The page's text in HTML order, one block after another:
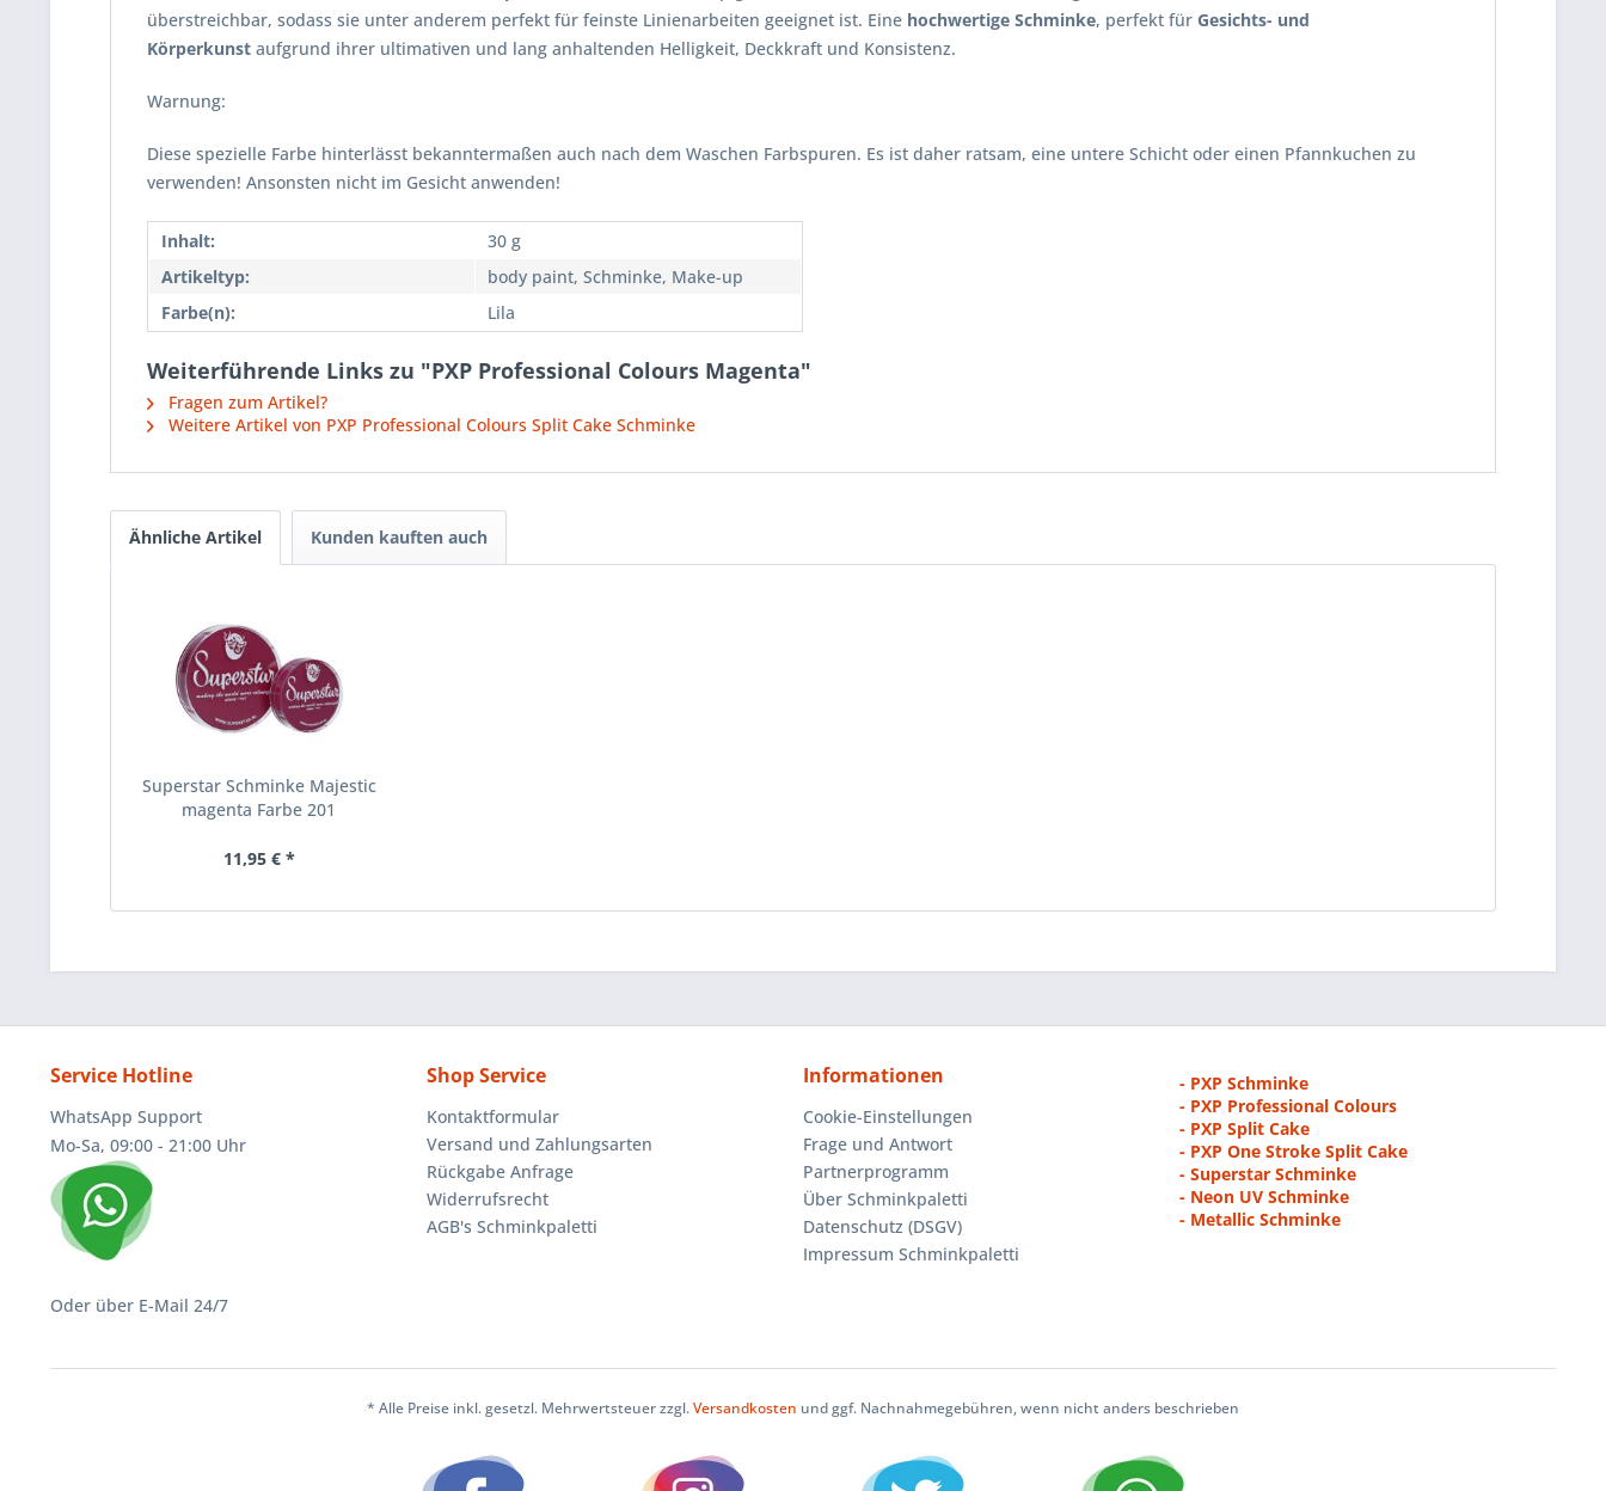
überstreichbar, sodass sie unter anderem perfekt für feinste Linienarbeiten geeignet ist. Eine hochwertige Schminke, perfekt für Gesichts- und
Körperkunst aufgrund ihrer ultimativen und lang anhaltenden Helligkeit, Deckkraft und Konsistenz.
Warnung:
Diese spezielle Farbe hinterlässt bekanntermaßen auch nach dem Waschen Farbspuren. Es ist daher ratsam, eine untere Schicht oder einen Pfannkuchen zu
verwenden! Ansonsten nicht im Gesicht anwenden!
Inhalt:
30 g
Artikeltyp:
body paint, Schminke, Make-up
Farbe(n):
Lila
Weiterführende Links zu "PXP Professional Colours Magenta"
Fragen zum Artikel?
Weitere Artikel von PXP Professional Colours Split Cake Schminke
Ähnliche Artikel Kunden kauften auch
Superstar Schminke Majestic
magenta Farbe 201
11,95 € *
Service Hotline
WhatsApp Support
Mo-Sa, 09:00 - 21:00 Uhr
Oder über E-Mail 24/7
Shop Service
Kontaktformular
Versand und Zahlungsarten
Rückgabe Anfrage
Widerrufsrecht
AGB's Schminkpaletti
Informationen
Cookie-Einstellungen
Frage und Antwort
Partnerprogramm
Über Schminkpaletti
Datenschutz (DSGV)
Impressum Schminkpaletti
- PXP Schminke
- PXP Professional Colours
- PXP Split Cake
- PXP One Stroke Split Cake
- Superstar Schminke
- Neon UV Schminke
- Metallic Schminke
* Alle Preise inkl. gesetzl. Mehrwertsteuer zzgl.Versandkosten und ggf. Nachnahmegebühren, wenn nicht anders beschrieben